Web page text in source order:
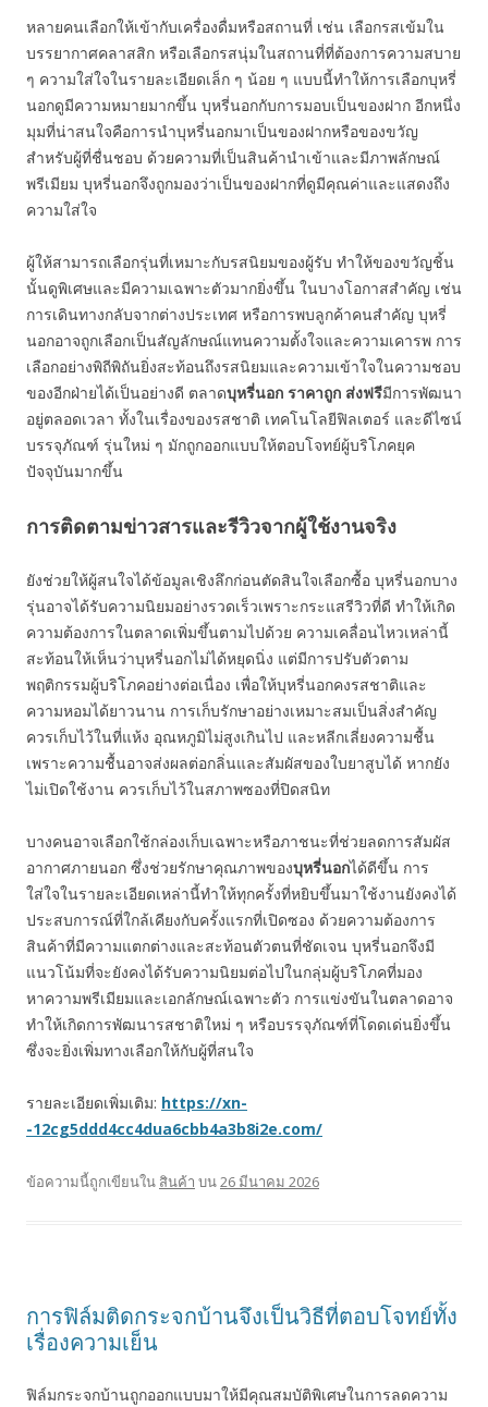
หลายคนเลือกให้เข้ากับเครื่องดื่มหรือสถานที่ เช่น เลือกรสเข้มใน
บรรยากาศคลาสสิก หรือเลือกรสนุ่มในสถานที่ที่ต้องการความสบาย
ๆ ความใส่ใจในรายละเอียดเล็ก ๆ น้อย ๆ แบบนี้ทำให้การเลือกบุหรี่
นอกดูมีความหมายมากขึ้น บุหรี่นอกกับการมอบเป็นของฝาก อีกหนึ่ง
มุมที่น่าสนใจคือการนำบุหรี่นอกมาเป็นของฝากหรือของขวัญ
สำหรับผู้ที่ชื่นชอบ ด้วยความที่เป็นสินค้านำเข้าและมีภาพลักษณ์
พรีเมียม บุหรี่นอกจึงถูกมองว่าเป็นของฝากที่ดูมีคุณค่าและแสดงถึง
ความใส่ใจ
ผู้ให้สามารถเลือกรุ่นที่เหมาะกับรสนิยมของผู้รับ ทำให้ของขวัญชิ้น
นั้นดูพิเศษและมีความเฉพาะตัวมากยิ่งขึ้น ในบางโอกาสสำคัญ เช่น
การเดินทางกลับจากต่างประเทศ หรือการพบลูกค้าคนสำคัญ บุหรี่
นอกอาจถูกเลือกเป็นสัญลักษณ์แทนความตั้งใจและความเคารพ การ
เลือกอย่างพิถีพิถันยิ่งสะท้อนถึงรสนิยมและความเข้าใจในความชอบ
ของอีกฝ่ายได้เป็นอย่างดี ตลาดบุหรี่นอก ราคาถูก ส่งฟรีมีการพัฒนา
อยู่ตลอดเวลา ทั้งในเรื่องของรสชาติ เทคโนโลยีฟิลเตอร์ และดีไซน์
บรรจุภัณฑ์ รุ่นใหม่ ๆ มักถูกออกแบบให้ตอบโจทย์ผู้บริโภคยุค
ปัจจุบันมากขึ้น
การติดตามข่าวสารและรีวิวจากผู้ใช้งานจริง
ยังช่วยให้ผู้สนใจได้ข้อมูลเชิงลึกก่อนตัดสินใจเลือกซื้อ บุหรี่นอกบาง
รุ่นอาจได้รับความนิยมอย่างรวดเร็วเพราะกระแสรีวิวที่ดี ทำให้เกิด
ความต้องการในตลาดเพิ่มขึ้นตามไปด้วย ความเคลื่อนไหวเหล่านี้
สะท้อนให้เห็นว่าบุหรี่นอกไม่ได้หยุดนิ่ง แต่มีการปรับตัวตาม
พฤติกรรมผู้บริโภคอย่างต่อเนื่อง เพื่อให้บุหรี่นอกคงรสชาติและ
ความหอมได้ยาวนาน การเก็บรักษาอย่างเหมาะสมเป็นสิ่งสำคัญ
ควรเก็บไว้ในที่แห้ง อุณหภูมิไม่สูงเกินไป และหลีกเลี่ยงความชื้น
เพราะความชื้นอาจส่งผลต่อกลิ่นและสัมผัสของใบยาสูบได้ หากยัง
ไม่เปิดใช้งาน ควรเก็บไว้ในสภาพซองที่ปิดสนิท
บางคนอาจเลือกใช้กล่องเก็บเฉพาะหรือภาชนะที่ช่วยลดการสัมผัส
อากาศภายนอก ซึ่งช่วยรักษาคุณภาพของบุหรี่นอกได้ดีขึ้น การ
ใส่ใจในรายละเอียดเหล่านี้ทำให้ทุกครั้งที่หยิบขึ้นมาใช้งานยังคงได้
ประสบการณ์ที่ใกล้เคียงกับครั้งแรกที่เปิดซอง ด้วยความต้องการ
สินค้าที่มีความแตกต่างและสะท้อนตัวตนที่ชัดเจน บุหรี่นอกจึงมี
แนวโน้มที่จะยังคงได้รับความนิยมต่อไปในกลุ่มผู้บริโภคที่มอง
หาความพรีเมียมและเอกลักษณ์เฉพาะตัว การแข่งขันในตลาดอาจ
ทำให้เกิดการพัฒนารสชาติใหม่ ๆ หรือบรรจุภัณฑ์ที่โดดเด่นยิ่งขึ้น
ซึ่งจะยิ่งเพิ่มทางเลือกให้กับผู้ที่สนใจ
รายละเอียดเพิ่มเติม: https://xn-
-12cg5ddd4cc4dua6cbb4a3b8i2e.com/
ข้อความนี้ถูกเขียนใน สินค้า บน26 มีนาคม 2026
การฟิล์มติดกระจกบ้านจึงเป็นวิธีที่ตอบโจทย์ทั้ง
เรื่องความเย็น
ฟิล์มกระจกบ้านถูกออกแบบมาให้มีคุณสมบัติพิเศษในการลดความ